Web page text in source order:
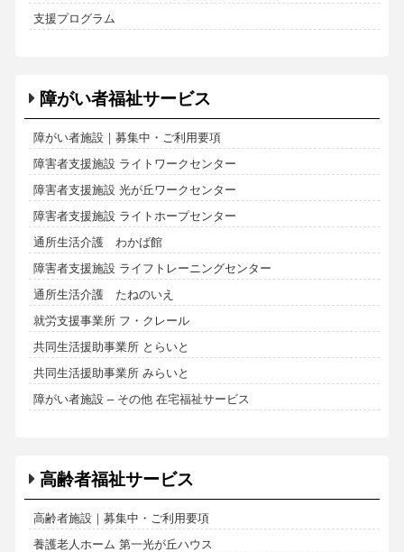
支援プログラム
障がい者福祉サービス
障がい者施設｜募集中・ご利用要項
障害者支援施設 ライトワークセンター
障害者支援施設 光が丘ワークセンター
障害者支援施設 ライトホープセンター
通所生活介護 わかば館
障害者支援施設 ライフトレーニングセンター
通所生活介護 たねのいえ
就労支援事業所 フ・クレール
共同生活援助事業所 とらいと
共同生活援助事業所 みらいと
障がい者施設 – その他 在宅福祉サービス
高齢者福祉サービス
高齢者施設｜募集中・ご利用要項
養護老人ホーム 第一光が丘ハウス